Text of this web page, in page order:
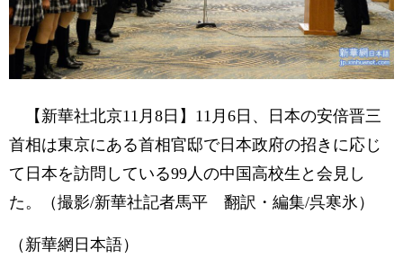
【新華社北京11月8日】11月6日、日本の安倍晋三
首相は東京にある首相官邸で日本政府の招きに応じ
て日本を訪問している99人の中国高校生と会見し
た。（撮影/新華社記者馬平 翻訳・編集/呉寒氷）
（新華網日本語）